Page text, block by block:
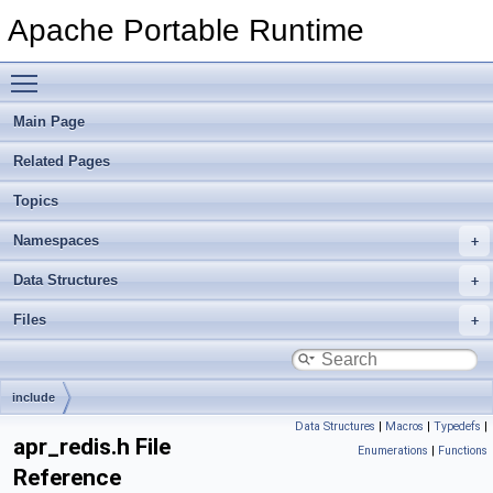
Apache Portable Runtime
Main Page
Related Pages
Topics
Namespaces
Data Structures
Files
include
Data Structures | Macros | Typedefs |
Enumerations | Functions
apr_redis.h File
Reference